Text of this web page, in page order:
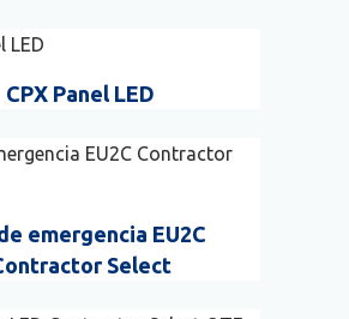
CPX Panel LED
emergencia EU2C
Select